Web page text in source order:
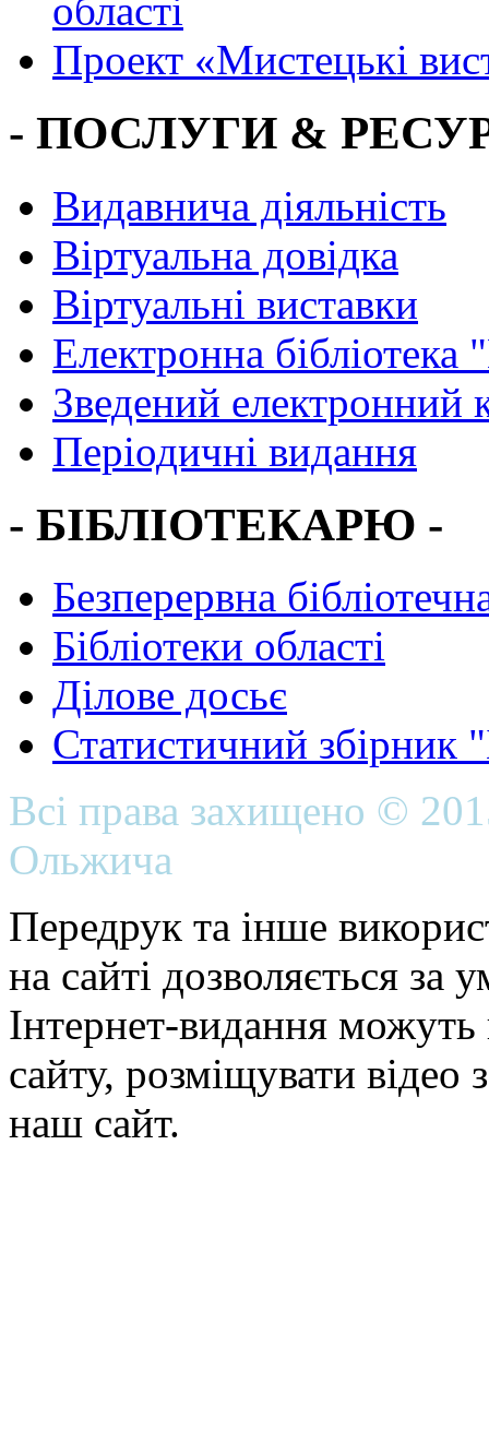
області
Проект «Мистецькі
- ПОСЛУГИ &
Видавнича діяльність
Віртуальна довідка
Віртуальні виставки
Електронна
Зведений електронний
Періодичні видання
- БІБЛІОТЕКАРЮ -
Безперервна
Бібліотеки області
Ділове досьє
Статистичний
Всі права захищено ©
Ольжича
Передрук та інше
на сайті дозволяється
Інтернет-видання можуть
сайту, розміщувати відео
наш сайт.